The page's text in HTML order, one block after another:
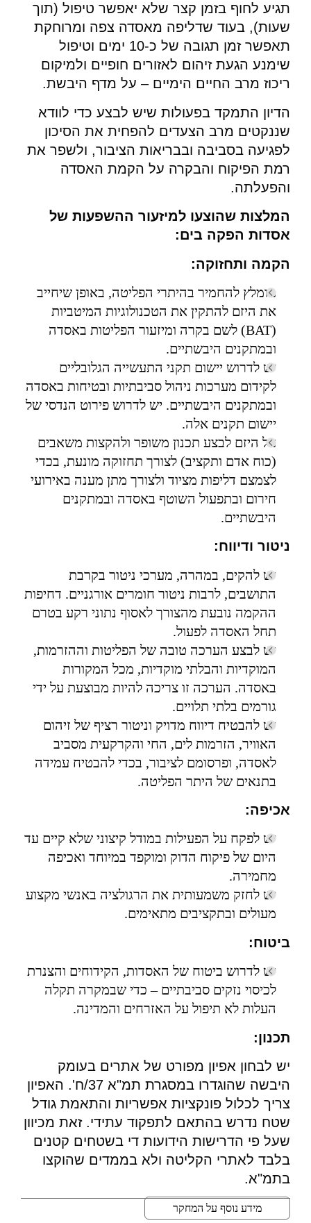
תגיע לחוף בזמן קצר שלא יאפשר טיפול (תוך
שעות), בעוד שדליפה מאסדה צפה ומרוחקת
תאפשר זמן תגובה של כ-10 ימים וטיפול
שימנע הגעת זיהום לאזורים חופיים ולמיקום
ריכוז מרב החיים הימיים – על מדף היבשת.
הדיון התמקד בפעולות שיש לבצע כדי לוודא
שננקטים מרב הצעדים להפחית את הסיכון
לפגיעה בסביבה ובבריאות הציבור, ולשפר את
רמת הפיקוח והבקרה על הקמת האסדה
והפעלתה.
המלצות שהוצעו למיזעור ההשפעות של
אסדות הפקה בים:
הקמה ותחזוקה:
מומלץ להחמיר בהיתרי הפליטה, באופן שיחייב
את היזם להתקין את הטכנולוגיות המיטביות
(BAT) לשם בקרה ומיזעור הפליטות באסדה
ובמתקנים היבשתיים.
יש לדרוש יישום תקני התעשייה הגלובליים
לקידום מערכות ניהול סביבתיות ובטיחות באסדה
ובמתקנים היבשתיים. יש לדרוש פירוט הנדסי של
יישום תקנים אלה.
על היזם לבצע תכנון משופר ולהקצות משאבים
(כוח אדם ותקציב) לצורך תחזוקה מונעת, בכדי
לצמצם דליפות מציוד ולצורך מתן מענה באירועי
חירום ובתפעול השוטף באסדה ובמתקנים
היבשתיים.
ניטור ודיווח:
יש להקים, במהרה, מערכי ניטור בקרבת
התושבים, לרבות ניטור חומרים אורגניים. דחיפות
ההקמה נובעת מהצורך לאסוף נתוני רקע בטרם
תחל האסדה לפעול.
יש לבצע הערכה טובה של הפליטות וההזרמות,
המוקדיות והבלתי מוקדיות, מכל המקורות
באסדה. הערכה זו צריכה להיות מבוצעת על ידי
גורמים בלתי תלויים.
יש להבטיח דיווח מדויק וניטור רציף של זיהום
האוויר, הזרמות לים, החי והקרקעית מסביב
לאסדה, ופרסומם לציבור, בכדי להבטיח עמידה
בתנאים של היתר הפליטה.
אכיפה:
יש לפקח על הפעילות במודל קיצוני שלא קיים עד
היום של פיקוח הדוק ומוקפד במיוחד ואכיפה
מחמירה.
יש לחזק משמעותית את הרגולציה באנשי מקצוע
מעולים ובתקציבים מתאימים.
ביטוח:
יש לדרוש ביטוח של האסדות, הקידוחים והצנרת
לכיסוי נזקים סביבתיים – כדי שבמקרה תקלה
העלות לא תיפול על האזרחים והמדינה.
תכנון:
יש לבחון אפיון מפורט של אתרים בעומק
היבשה שהוגדרו במסגרת תמ"א 37/ח'. האפיון
צריך לכלול פונקציות אפשריות והתאמת גודל
שטח נדרש בהתאם לתפקוד עתידי. זאת מכיוון
שעל פי הדרישות הידועות די בשטחים קטנים
בלבד לאתרי הקליטה ולא בממדים שהוקצו
בתמ"א.
מידע נוסף על המחקר